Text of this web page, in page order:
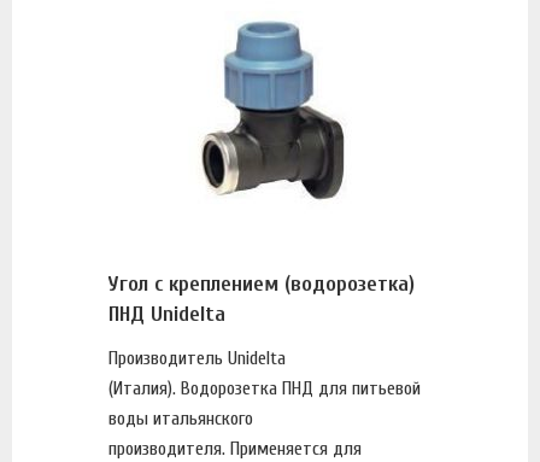
Угол с креплением (водорозетка)
ПНД Unidelta
Производитель Unidelta
(Италия). Водорозетка ПНД для питьевой
воды итальянского
производителя. Применяется для